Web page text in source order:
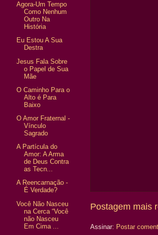
Postagem mais
Assinar: Postar
Agora-Um Tempo
Como Nenhum
Outro Na
História
Eu Estou A Sua
Destra
Jesus Fala Sobre
o Papel de Sua
Mãe
O Caminho Para o
Alto é Para
Baixo
O Amor Fraternal -
Vínculo
Sagrado
A Partícula do
Amor: A Arma
de Deus Contra
as Tecn...
A Reencarnação -
É Verdade?
Você Não Nasceu
na Cerca “Você
não Nasceu
Em Cima ...